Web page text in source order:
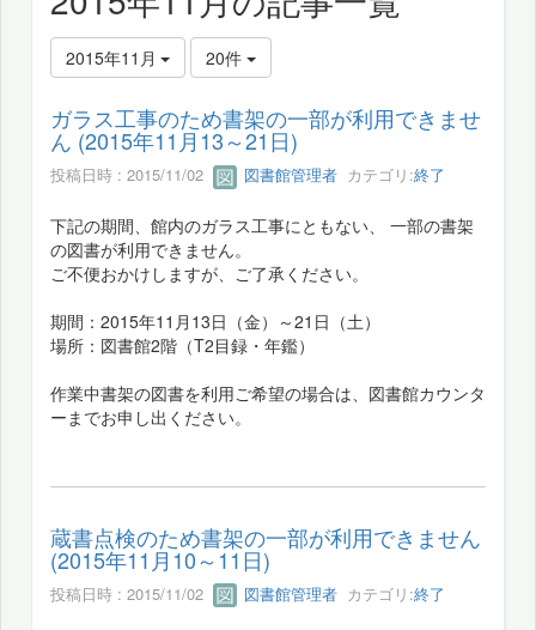
2015年11月 20件
ガラス工事のため書架の一部が利用できませ
ん (2015年11月13～21日)
投稿日時 : 2015/11/02 図書館管理者 カテゴリ:終了
下記の期間、館内のガラス工事にともない、 一部の書架
の図書が利用できません。
ご不便おかけしますが、ご了承ください。
期間：2015年11月13日（金）～21日（土）
場所：図書館2階（T2目録・年鑑）
作業中書架の図書を利用ご希望の場合は、図書館カウンタ
ーまでお申し出ください。
蔵書点検のため書架の一部が利用できません
(2015年11月10～11日)
投稿日時 : 2015/11/02 図書館管理者 カテゴリ:終了